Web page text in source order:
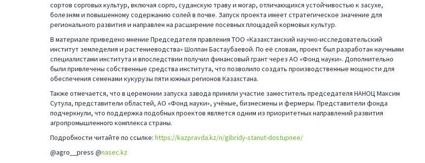
сортов сорговых культур, включая сорго, суданскую траву и могар, отличающихся устойчивостью к засухе,
болезням и повышенному содержанию солей в почве. Запуск проекта имеет стратегическое значение для
регионального развития и направлен на расширение посевных площадей кормовых культур.
В материале приведено мнение Председателя правления ТОО «Казахстанский научно-исследовательский
институт земледелия и растениеводства» Шолпан Бастаубаевой. По её словам, проект был разработан научными
специалистами института и впоследствии получил финансовый грант через АО «Фонд науки». Дополнительно
были привлечены собственные средства института, что позволило создать производственные мощности для
обеспечения семенами кукурузы пяти южных регионов Казахстана.
Также отмечается, что в церемонии запуска завода приняли участие заместитель председателя НАНОЦ Максим
Сутула, представители областей, АО «Фонд науки», учёные, бизнесмены и фермеры. Представители фонда
подчеркнули, что поддержка подобных проектов является одним из приоритетных направлений развития
агропромышленного комплекса страны.
Подробности читайте по ссылке: https://kazpravda.kz/n/gibridy-stanut-dostupnee/
@agro__press @nasec.kz